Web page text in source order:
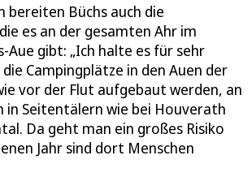
bereiten Büchs auch die
es an der gesamten Ahr im
Aue gibt: „Ich halte es für sehr
Campingplätze in den Auen der
vor der Flut aufgebaut werden, an
in Seitentälern wie bei Houverath
Da geht man ein großes Risiko
Jahr sind dort Menschen